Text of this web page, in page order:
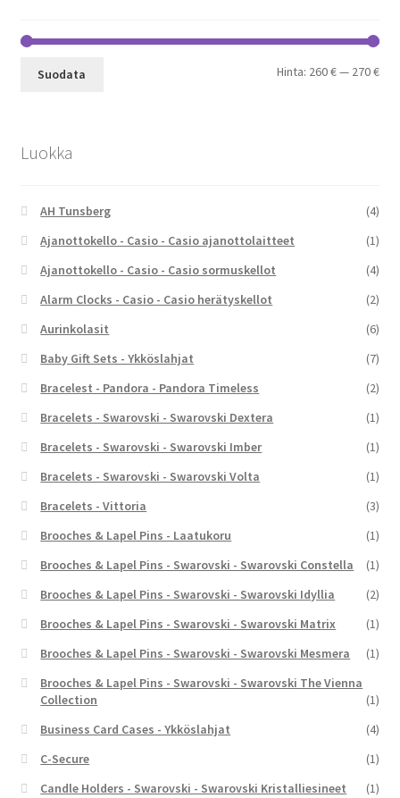
Suodata Hinta: 260 €— 270 €
Luokka
AH Tunsberg
(4)
Ajanottokello - Casio - Casio ajanottolaitteet
(1)
Ajanottokello - Casio - Casio sormuskellot
(4)
Alarm Clocks - Casio - Casio herätyskellot
(2)
Aurinkolasit
(6)
Baby Gift Sets - Ykköslahjat
(7)
Bracelest - Pandora - Pandora Timeless
(2)
Bracelets - Swarovski - Swarovski Dextera
(1)
Bracelets - Swarovski - Swarovski Imber
(1)
Bracelets - Swarovski - Swarovski Volta
(1)
Bracelets - Vittoria
(3)
Brooches & Lapel Pins - Laatukoru
(1)
Brooches & Lapel Pins - Swarovski - Swarovski Constella
(1)
Brooches & Lapel Pins - Swarovski - Swarovski Idyllia
(2)
Brooches & Lapel Pins - Swarovski - Swarovski Matrix
(1)
Brooches & Lapel Pins - Swarovski - Swarovski Mesmera
(1)
Brooches & Lapel Pins - Swarovski - Swarovski The Vienna
Collection
(1)
Business Card Cases - Ykköslahjat
(4)
C-Secure
(1)
Candle Holders - Swarovski - Swarovski Kristalliesineet
(1)